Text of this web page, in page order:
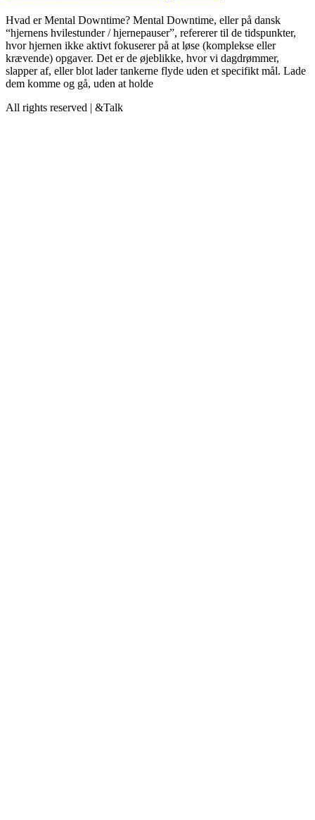
Hvad er Mental Downtime? Mental Downtime, eller på dansk
“hjernens hvilestunder / hjernepauser”, refererer til de tidspunkter,
hvor hjernen ikke aktivt fokuserer på at løse (komplekse eller
krævende) opgaver. Det er de øjeblikke, hvor vi dagdrømmer,
slapper af, eller blot lader tankerne flyde uden et specifikt mål. Lade
dem komme og gå, uden at holde
All rights reserved | &Talk